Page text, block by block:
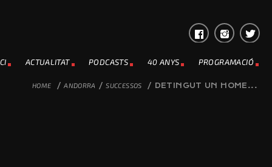
ACTUALITAT PODCASTS 40 ANYS PROGRAMACIÓ
HOME / ANDORRA / SUCCESSOS / DETINGUT UN HOME...